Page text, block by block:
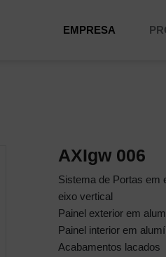
EMPRESA
AXIgw 006
Sistema de Portas em
eixo vertical
Painel exterior em
Painel interior em
Acabamentos lacados